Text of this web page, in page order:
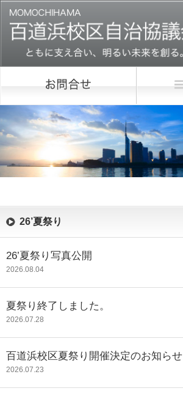
26’夏祭り
26’夏祭り写真公開
2026.08.04
夏祭り終了しました。
2026.07.28
百道浜校区夏祭り開催決定のお知らせ
2026.07.23